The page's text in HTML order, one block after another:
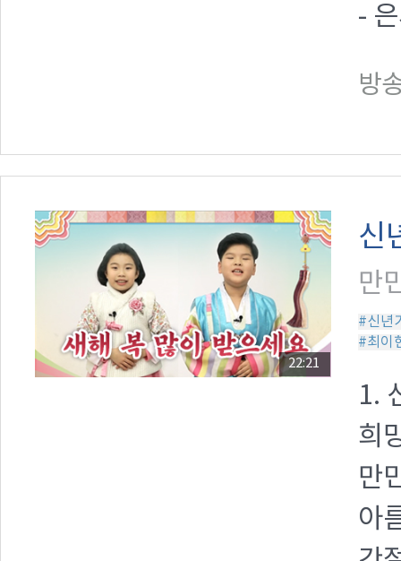
-
방
22:21
신
만
#신년
#최이
1.
희
만
아